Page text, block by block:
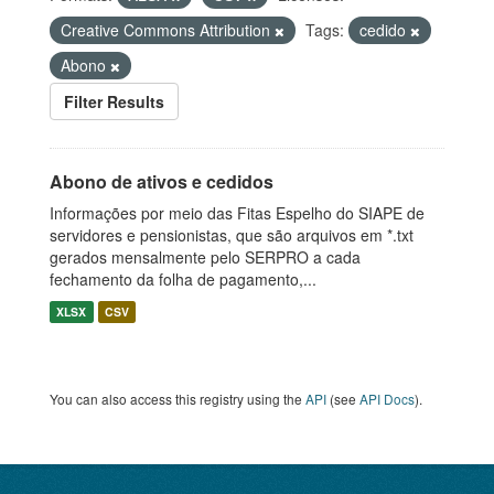
Creative Commons Attribution
Tags:
cedido
Abono
Filter Results
Abono de ativos e cedidos
Informações por meio das Fitas Espelho do SIAPE de
servidores e pensionistas, que são arquivos em *.txt
gerados mensalmente pelo SERPRO a cada
fechamento da folha de pagamento,...
XLSX CSV
You can also access this registry using the API (see API Docs).